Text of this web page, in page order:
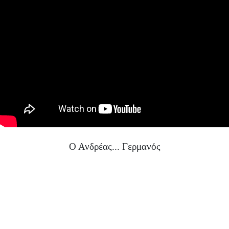
Ο Ανδρέας... Γερμανός